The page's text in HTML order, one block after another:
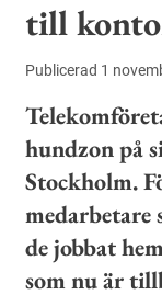
till
Publicerad 1
hundzon på
Stockholm.
medarbetare
de jobbat
som nu är